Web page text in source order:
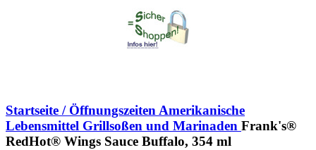
Startseite / Öffnungszeiten Amerikanische
Lebensmittel Grillsoßen und Marinaden Frank's®
RedHot® Wings Sauce Buffalo, 354 ml